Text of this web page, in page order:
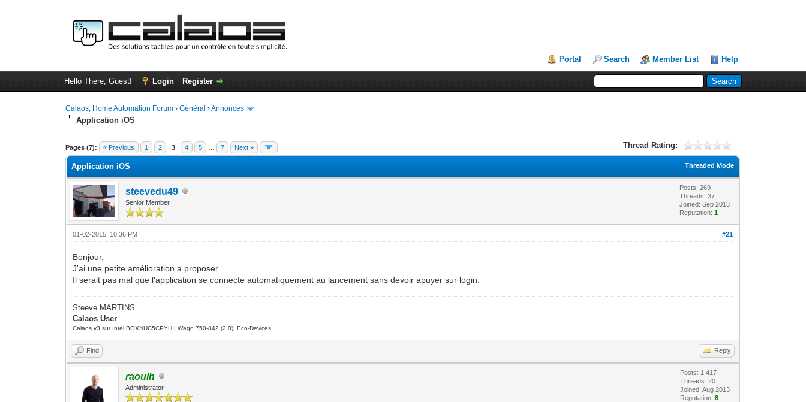
Portal Search Member List Help
Hello There, Guest! Login Register
Calaos, Home Automation Forum ›Général ›Annonces
Application iOS
Pages (7): « Previous 1 2 3 4 5 7 Next » Thread Rating:
0 Vote(s) - 0 Average
1
2
3
4
5
Threaded Mode
Application iOS
steevedu49
Senior Member
Posts: 269
Threads: 37
Joined: Sep 2013
Reputation:1
#21
01-02-2015, 10:36 PM
Bonjour,
J'ai une petite amélioration a proposer.
Il serait pas mal que l'application se connecte automatiquement au lancement sans devoir apuyer sur login.
Steeve MARTINS
Calaos User
Calaos v3 sur Intel BOXNUC5CPYH | Wago 750-842 (2.0)| Eco-Devices
Find Reply
raoulh
Administrator
Posts: 1,417
Threads: 20
Joined: Aug 2013
Reputation:8